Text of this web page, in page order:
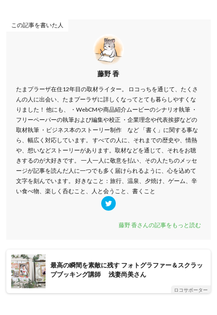
この記事を書いた人
藤野 香
たまプラーザ在住12年目の取材ライター。 ロコっちを通じて、たくさ
んの人に出会い、たまプーラザに詳しくなってとても暮らしやすくな
りました！ 他にも、 ・WebCMや商品紹介ムービーのシナリオ執筆 ・
フリーペーパーの執筆および編集や校正 ・企業理念や代表挨拶などの
取材執筆 ・ビジネス本のストーリー制作 など 「書く」に関する事な
ら、幅広く対応しています。 すべての人に、それまでの歴史や、情熱
や、想いなどストーリーがあります。取材などを通じて、それをお聴
きするのが大好きです。 一人一人に敬意を払い、その人たちのメッセ
ージが記事を読んだ人に一つでも多く届けられるように、心を込めて
文字を刻んでいます。 好きなこと：旅行、温泉、夕焼け、ゲーム、辛
い食べ物、楽しく呑むこと、人と会うこと、書くこと
藤野 香さんの記事をもっと読む
最高の瞬間を素敵に残す フォトグラファー＆スクラッ
プブッキング講師 浅妻尚美さん
ロコサポーター